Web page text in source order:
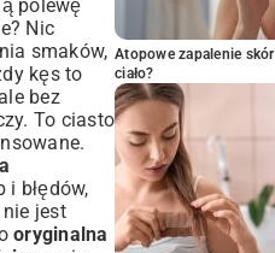
Ciasto
(FAQ)
Kostki
polewę
Nic
smaków,
kęs to
bez
To ciasto
błędów,
jest
oryginalna
Atopowe zapalenie
ciało?